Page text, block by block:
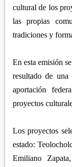
cultural de los
las propias
tradiciones y
En esta emisión
resultado de
aportación
proyectos
Los proyectos
estado:
Emiliano